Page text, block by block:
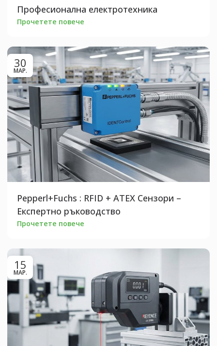
Професионална електротехника
Прочетете повече
30
МАР.
Pepperl+Fuchs : RFID + ATEX Сензори –
Експертно ръководство
Прочетете повече
15
МАР.